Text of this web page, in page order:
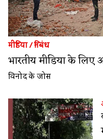
मीडिया/निबंध
भारतीय मीडिया के लिए
विनोद के जोस